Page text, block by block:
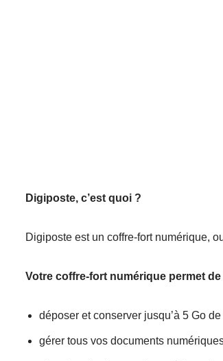
Digiposte, c’est quoi ?
Digiposte est un coffre-fort numérique,
Votre coffre-fort numérique permet de
déposer et conserver jusqu’à 5 Go
gérer tous vos documents